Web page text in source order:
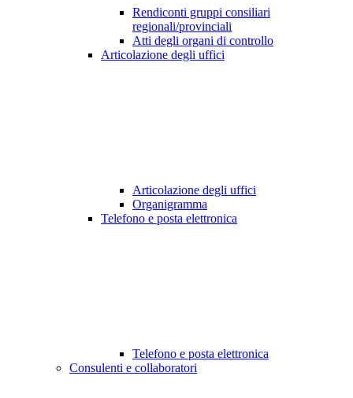
Rendiconti gruppi consiliari
regionali/provinciali
Atti degli organi di controllo
Articolazione degli uffici
Articolazione degli uffici
Organigramma
Telefono e posta elettronica
Telefono e posta elettronica
Consulenti e collaboratori